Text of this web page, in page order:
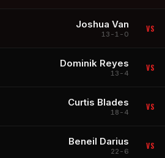
Joshua Van
13-1-0
VS
Dominik Reyes
13-4
VS
Curtis Blades
18-4
VS
Beneil Darius
22-6
VS